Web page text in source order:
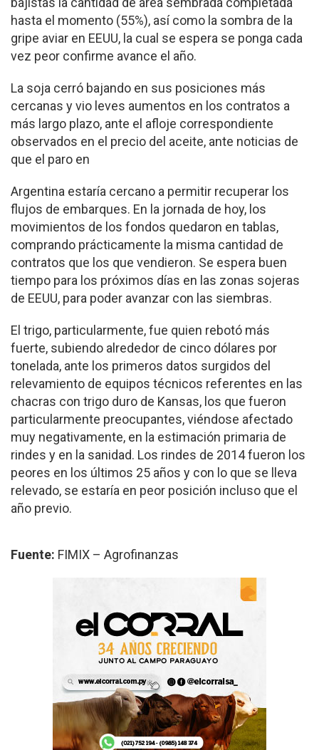
hasta el momento (55%), así como la sombra de la
gripe aviar en EEUU, la cual se espera se ponga cada
vez peor confirme avance el año.
La soja cerró bajando en sus posiciones más
cercanas y vio leves aumentos en los contratos a
más largo plazo, ante el afloje correspondiente
observados en el precio del aceite, ante noticias de
que el paro en
Argentina estaría cercano a permitir recuperar los
flujos de embarques. En la jornada de hoy, los
movimientos de los fondos quedaron en tablas,
comprando prácticamente la misma cantidad de
contratos que los que vendieron. Se espera buen
tiempo para los próximos días en las zonas sojeras
de EEUU, para poder avanzar con las siembras.
El trigo, particularmente, fue quien rebotó más
fuerte, subiendo alrededor de cinco dólares por
tonelada, ante los primeros datos surgidos del
relevamiento de equipos técnicos referentes en las
chacras con trigo duro de Kansas, los que fueron
particularmente preocupantes, viéndose afectado
muy negativamente, en la estimación primaria de
rindes y en la sanidad. Los rindes de 2014 fueron los
peores en los últimos 25 años y con lo que se lleva
relevado, se estaría en peor posición incluso que el
año previo.
Fuente: FIMIX – Agrofinanzas